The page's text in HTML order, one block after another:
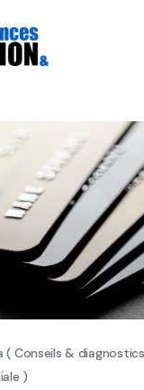
( Conseils &
)